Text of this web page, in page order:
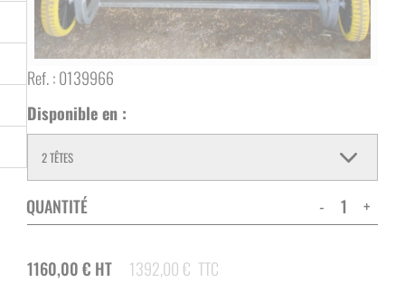
Ref. :0139966
Disponible en :
QUANTITÉ - +
1160,00€ HT 1392,00 € TTC